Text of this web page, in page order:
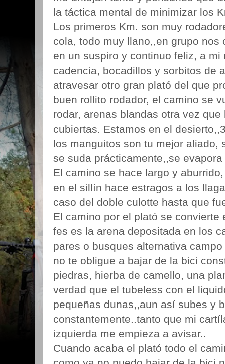
la táctica mental de minimizar los
Los primeros Km. son muy
cola, todo muy llano,,en grupo
en un suspiro y continuo feliz, a
cadencia, bocadillos y sorbitos de
atravesar otro gran plató del que
buen rollito rodador, el camino se
rodar, arenas blandas otra vez
cubiertas. Estamos en el
los manguitos son tu mejor aliado,
se suda prácticamente,,se
El camino se hace largo y
en el sillín hace estragos a los
caso del doble culotte hasta que
El camino por el plató se
fes es la arena depositada en los
pares o busques alternativa
no te obligue a bajar de la bici
piedras, hierba de camello, una
verdad que el tubeless con el
pequeñas dunas,,aun así subes y
constantemente..tanto que mi
izquierda me empieza a avisar..
Cuando acaba el plató todo el